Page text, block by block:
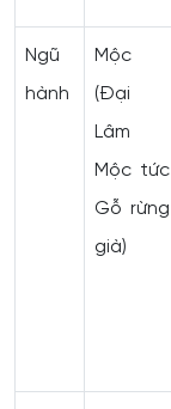
Ngũ
hành
Mộc
(Đại
Lâm
Mộc tức
Gỗ rừng
già)